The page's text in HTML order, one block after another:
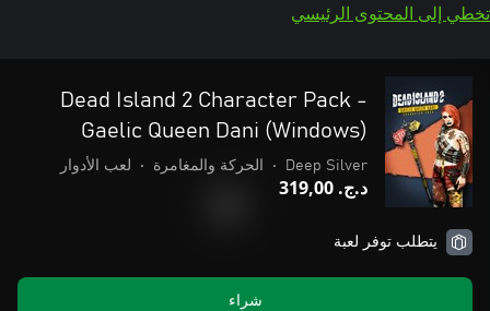
تخطي إلى المحتوى الرئيسي
Dead Island 2 Character Pack -
Gaelic Queen Dani (Windows)
Deep Silver
• الحركة والمغامرة • لعب الأدوار
د.ج.‏ 319,00
يتطلب توفر لعبة
شراء